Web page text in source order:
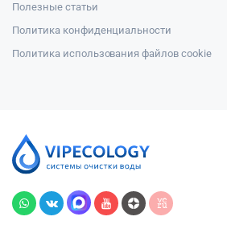
Полезные статьи
Политика конфиденциальности
Политика использования файлов cookie